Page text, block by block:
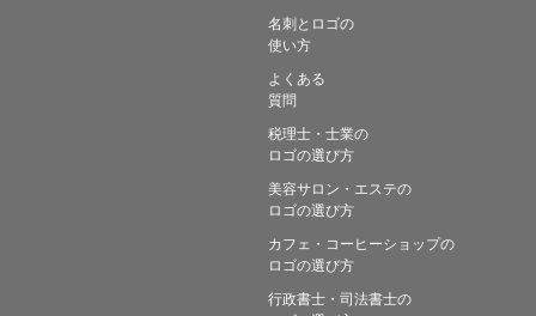
名刺とロゴの
使い方
よくある
質問
税理士・士業の
ロゴの選び方
美容サロン・エステの
ロゴの選び方
カフェ・コーヒーショップの
ロゴの選び方
行政書士・司法書士の